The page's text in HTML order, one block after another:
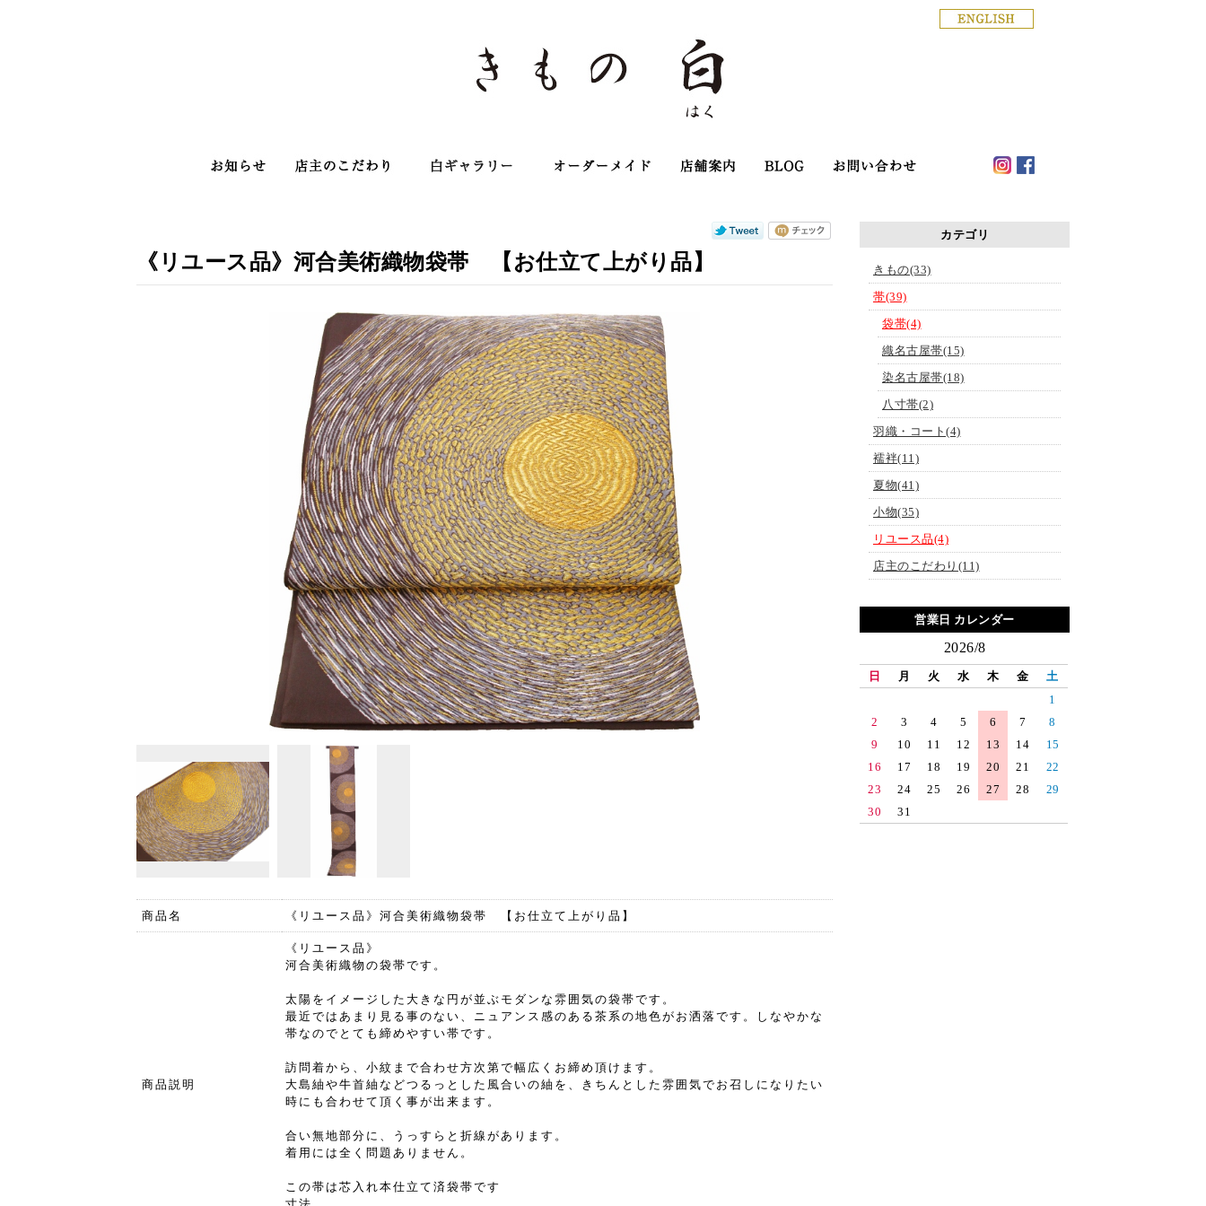
お問い合わせ
《リユース品》河合美術織物袋帯 【お仕立て上がり品】
商品名 《リユース品》河合美術織物袋帯 【お仕立て上がり品】
商品説明
《リユース品》
河合美術織物の袋帯です。
太陽をイメージした大きな円が並ぶモダンな雰囲気の袋帯です。
最近ではあまり見る事のない、ニュアンス感のある茶系の地色がお洒落です。しなやかな
帯なのでとても締めやすい帯です。
訪問着から、小紋まで合わせ方次第で幅広くお締め頂けます。
大島紬や牛首紬などつるっとした風合いの紬を、きちんとした雰囲気でお召しになりたい
時にも合わせて頂く事が出来ます。
合い無地部分に、うっすらと折線があります。
着用には全く問題ありません。
この帯は芯入れ本仕立て済袋帯です
カテゴリ
きもの(33)
帯(39)
袋帯(4)
織名古屋帯(15)
染名古屋帯(18)
八寸帯(2)
羽織・コート(4)
襦袢(11)
夏物(41)
小物(35)
リユース品(4)
店主のこだわり(11)
営業日 カレンダー
2026/8
日 月 火 水 木 金
土
1
2
3 4 5 6 7
8
9
10 11 12 13 14
15
16
17 18 19 20 21
22
23
24 25 26 27 28
29
30
31